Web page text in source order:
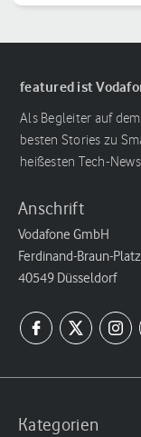
featured ist
Als Begleiter auf
besten Stories zu
heißesten Tech-
Anschrift
Vodafone GmbH
Ferdinand-Braun-
40549 Düsseldorf
Kategorien